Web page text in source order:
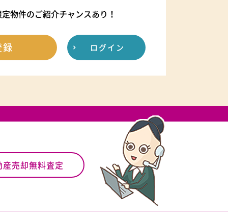
物件のご紹介チャンスあり！
ログイン
産売却無料査定